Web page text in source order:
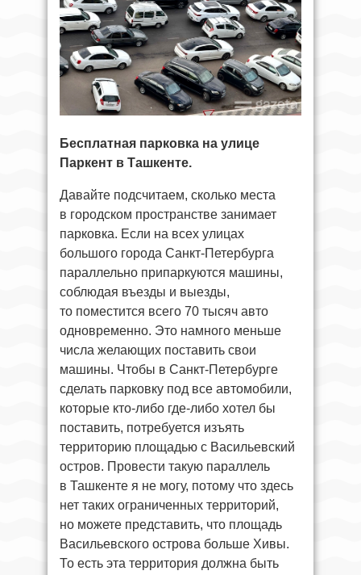
Бесплатная парковка на улице
Паркент в Ташкенте.
Давайте подсчитаем, сколько места
в городском пространстве занимает
парковка. Если на всех улицах
большого города Санкт-Петербурга
параллельно припаркуются машины,
соблюдая въезды и выезды,
то поместится всего 70 тысяч авто
одновременно. Это намного меньше
числа желающих поставить свои
машины. Чтобы в Санкт-Петербурге
сделать парковку под все автомобили,
которые кто-либо где-либо хотел бы
поставить, потребуется изъять
территорию площадью с Васильевский
остров. Провести такую параллель
в Ташкенте я не могу, потому что здесь
нет таких ограниченных территорий,
но можете представить, что площадь
Васильевского острова больше Хивы.
То есть эта территория должна быть